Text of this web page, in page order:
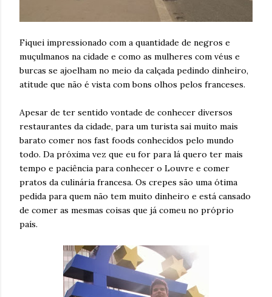
Fiquei impressionado com a quantidade de negros e
muçulmanos na cidade e como as mulheres com véus e
burcas se ajoelham no meio da calçada pedindo dinheiro,
atitude que não é vista com bons olhos pelos franceses.
Apesar de ter sentido vontade de conhecer diversos
restaurantes da cidade, para um turista sai muito mais
barato comer nos fast foods conhecidos pelo mundo
todo. Da próxima vez que eu for para lá quero ter mais
tempo e paciência para conhecer o Louvre e comer
pratos da culinária francesa. Os crepes são uma ótima
pedida para quem não tem muito dinheiro e está cansado
de comer as mesmas coisas que já comeu no próprio
país.